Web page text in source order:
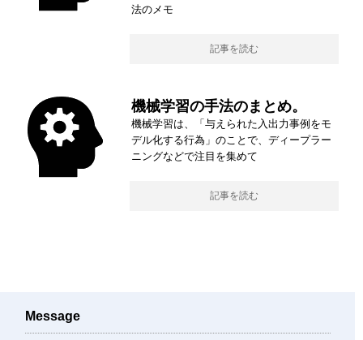
法のメモ
記事を読む
機械学習の手法のまとめ。
機械学習は、「与えられた入出力事例をモ
デル化する行為」のことで、ディープラー
ニングなどで注目を集めて
記事を読む
Message